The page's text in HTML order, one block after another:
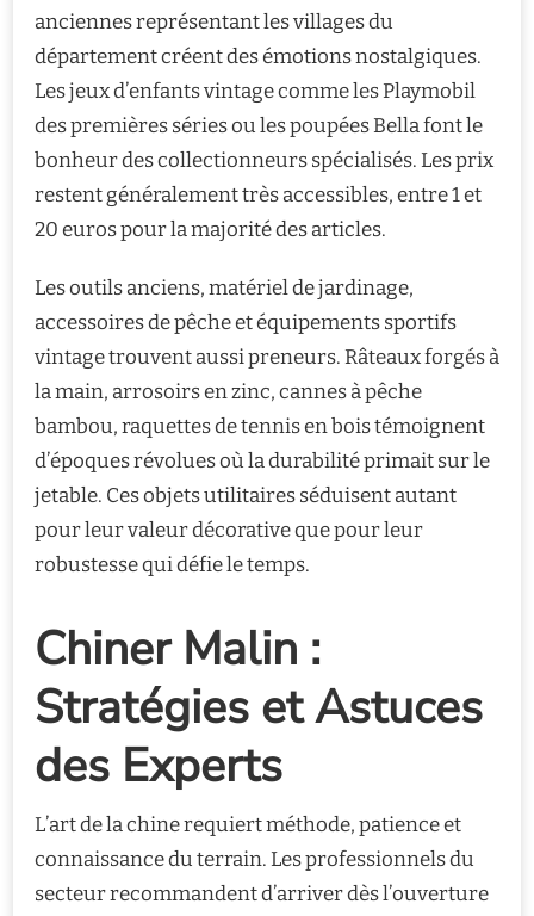
anciennes représentant les villages du
département créent des émotions nostalgiques.
Les jeux d’enfants vintage comme les Playmobil
des premières séries ou les poupées Bella font le
bonheur des collectionneurs spécialisés. Les prix
restent généralement très accessibles, entre 1 et
20 euros pour la majorité des articles.
Les outils anciens, matériel de jardinage,
accessoires de pêche et équipements sportifs
vintage trouvent aussi preneurs. Râteaux forgés à
la main, arrosoirs en zinc, cannes à pêche
bambou, raquettes de tennis en bois témoignent
d’époques révolues où la durabilité primait sur le
jetable. Ces objets utilitaires séduisent autant
pour leur valeur décorative que pour leur
robustesse qui défie le temps.
Chiner Malin :
Stratégies et Astuces
des Experts
L’art de la chine requiert méthode, patience et
connaissance du terrain. Les professionnels du
secteur recommandent d’arriver dès l’ouverture